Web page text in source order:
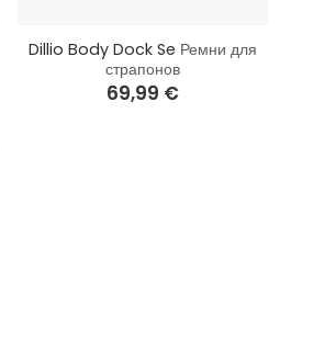
Dillio Body Dock Se Ремни для
страпонов
69,99 €